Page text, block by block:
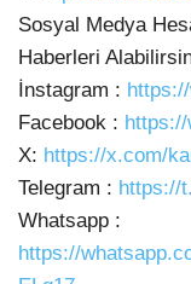
Sosyal Medya
Haberleri
İnstagram :
Facebook :
X: https://x.com/
Telegram : https://
Whatsapp :
https://